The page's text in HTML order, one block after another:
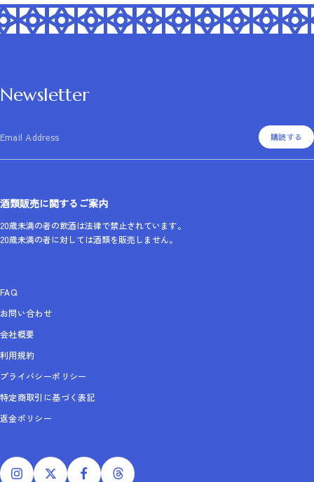
Newsletter
Email Address 購読する
酒類販売に関するご案内
20歳未満の者の飲酒は法律で禁止されています。
20歳未満の者に対しては酒類を販売しません。
FAQ
お問い合わせ
会社概要
利用規約
プライバシーポリシー
特定商取引に基づく表記
返金ポリシー